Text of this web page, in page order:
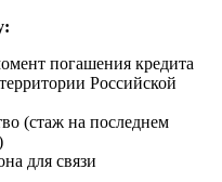
погашения кредита
Российской
(стаж на последнем
для связи